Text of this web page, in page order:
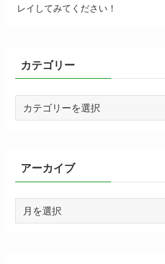
レイしてみてください！
カテゴリー
ーアーカイブ